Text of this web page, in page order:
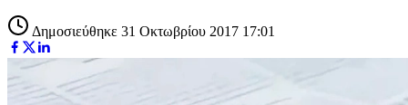
Δημοσιεύθηκε 31 Οκτωβρίου 2017 17:01